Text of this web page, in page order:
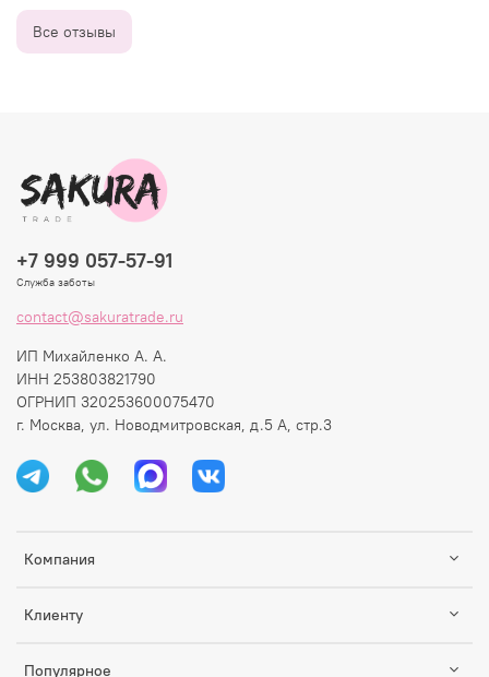
Все отзывы
Компания
Клиенту
Популярное
+7 999 057-57-91
Служба заботы
contact@sakuratrade.ru
ИП Михайленко А. А.
ИНН 253803821790
ОГРНИП 320253600075470
г. Москва, ул. Новодмитровская, д.5 А, стр.3